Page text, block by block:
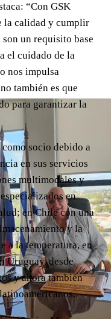
“Con GSK
la calidad y cumplir
un requisito base
el cuidado de la
nos impulsa
también es que
para garantizar la
socio debido a
en sus servicios
multimodales y
en
en Chile con una
y la
a la temperatura, en
Uruguay, desde
y ahora también